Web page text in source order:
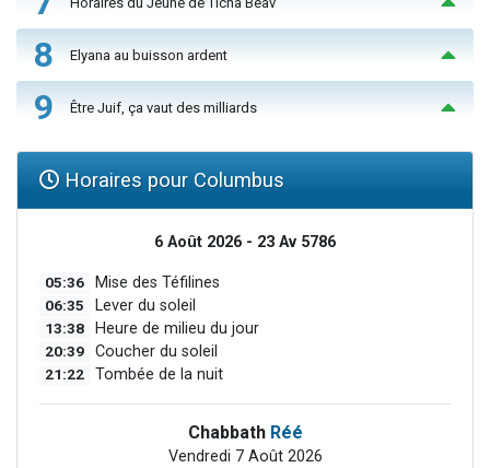
8 Elyana au buisson ardent
9 Être Juif, ça vaut des milliards
Horaires pour Columbus
6 Août 2026 - 23 Av 5786
05:36 Mise des Téfilines
06:35 Lever du soleil
13:38 Heure de milieu du jour
20:39 Coucher du soleil
21:22 Tombée de la nuit
Chabbath Réé
Vendredi 7 Août 2026